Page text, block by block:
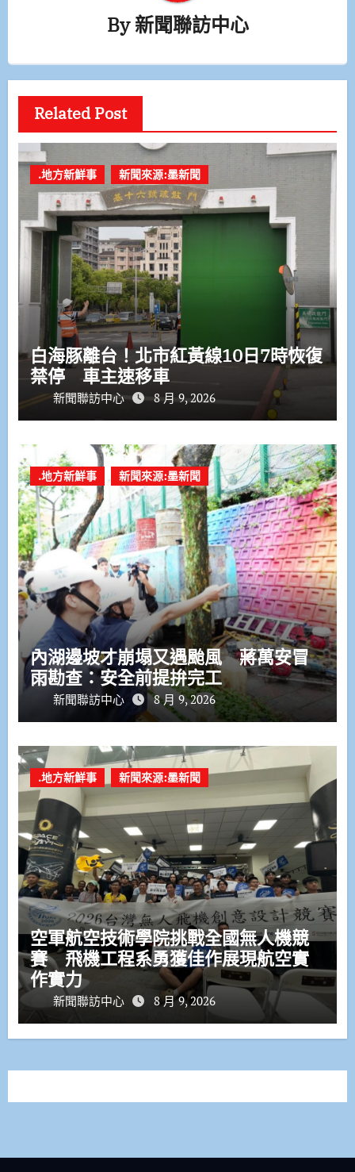
By新聞聯訪中心
Related Post
.地方新鮮事 新聞來源:墨新聞
白海豚離台！北市紅黃線10日7時恢復
禁停 車主速移車
新聞聯訪中心 8 月 9, 2026
.地方新鮮事 新聞來源:墨新聞
內湖邊坡才崩塌又遇颱風 蔣萬安冒
雨勘查：安全前提拚完工
新聞聯訪中心 8 月 9, 2026
.地方新鮮事 新聞來源:墨新聞
空軍航空技術學院挑戰全國無人機競
賽 飛機工程系勇獲佳作展現航空實
作實力
新聞聯訪中心 8 月 9, 2026